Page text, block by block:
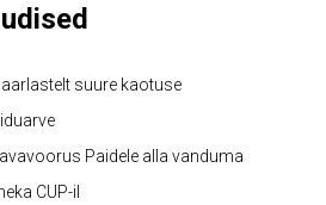
suure kaotuse
Paidele alla vanduma
CUP-il